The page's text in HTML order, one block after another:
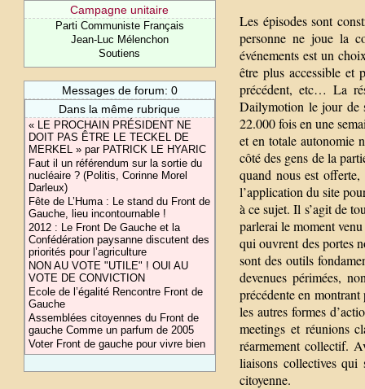
Campagne unitaire
Parti Communiste Français
Jean-Luc Mélenchon
Soutiens
Messages de forum: 0
Dans la même rubrique
« LE PROCHAIN PRÉSIDENT NE
DOIT PAS ÊTRE LE TECKEL DE
MERKEL » par PATRICK LE HYARIC
Faut il un référendum sur la sortie du
nucléaire ? (Politis, Corinne Morel
Darleux)
Fête de L’Huma : Le stand du Front de
Gauche, lieu incontournable !
2012 : Le Front De Gauche et la
Confédération paysanne discutent des
priorités pour l’agriculture
NON AU VOTE "UTILE" ! OUI AU
VOTE DE CONVICTION
Ecole de l’égalité Rencontre Front de
Gauche
Assemblées citoyennes du Front de
gauche Comme un parfum de 2005
Voter Front de gauche pour vivre bien
Les épisodes sont
personne ne joue la
événements est un
être plus accessible et
précédent, etc… La
Dailymotion le jour de
22.000 fois en une
et en totale autonomie
côté des gens de la
quand nous est
l’application du site
à ce sujet. Il s’agit de
parlerai le moment
qui ouvrent des portes
sont des outils
devenues périmées,
précédente en
les autres formes
meetings et réunions
réarmement collectif.
liaisons collectives
citoyenne.